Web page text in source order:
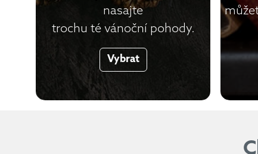
nasajte
trochu té vánoční pohody.
Vybrat